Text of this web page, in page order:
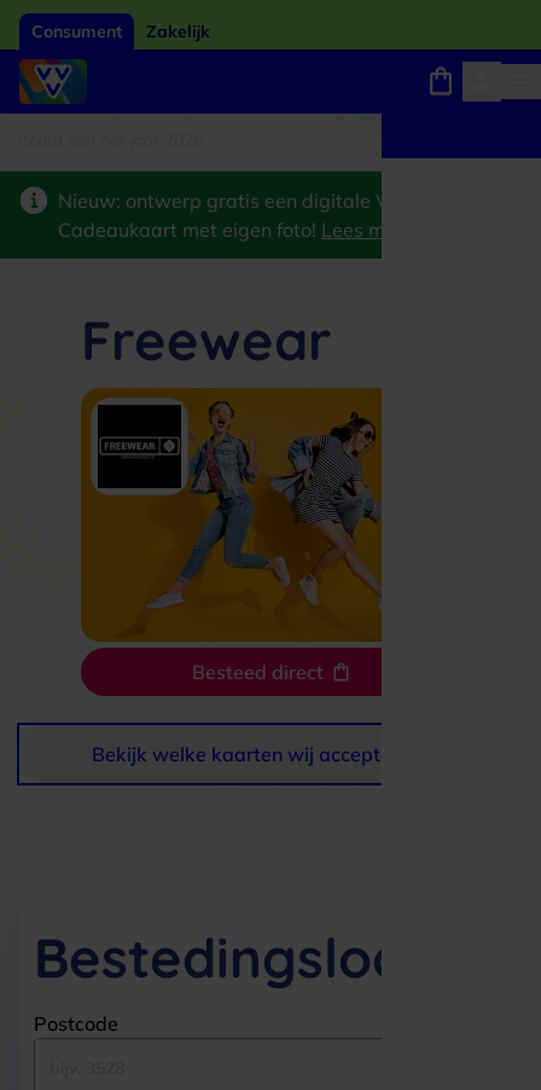
Consument Zakelijk
Nieuw: ontwerp gratis een digitale VVV
Cadeaukaart met eigen foto! Lees meer
Besteed direct
Freewear
Bekijk welke kaarten wij accepteren
Bestedingslocaties
Postcode